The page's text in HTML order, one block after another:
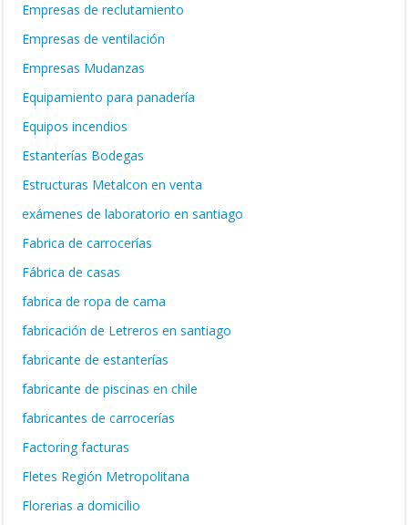
Empresas de reclutamiento
Empresas de ventilación
Empresas Mudanzas
Equipamiento para panadería
Equipos incendios
Estanterías Bodegas
Estructuras Metalcon en venta
exámenes de laboratorio en santiago
Fabrica de carrocerías
Fábrica de casas
fabrica de ropa de cama
fabricación de Letreros en santiago
fabricante de estanterías
fabricante de piscinas en chile
fabricantes de carrocerías
Factoring facturas
Fletes Región Metropolitana
Florerias a domicilio